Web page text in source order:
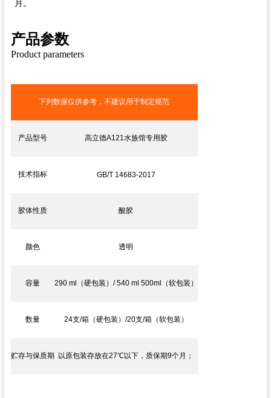
月。
产品参数
Product parameters
下列数据仅供参考，不建议用于制定规范
产品型号 高立德A121水族馆专用胶
技术指标 GB/T 14683-2017
胶体性质 酸胶
颜色 透明
容量 290 ml（硬包装）/ 540 ml 500ml（软包装）
数量 24支/箱（硬包装）/20支/箱（软包装）
贮存与保质期 以原包装存放在27℃以下，质保期9个月；